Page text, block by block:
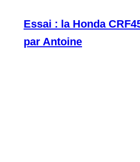
Essai : la Honda
par Antoine